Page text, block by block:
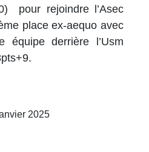
pour rejoindre l’Asec
place ex-aequo avec
équipe derrière l’Usm
2025